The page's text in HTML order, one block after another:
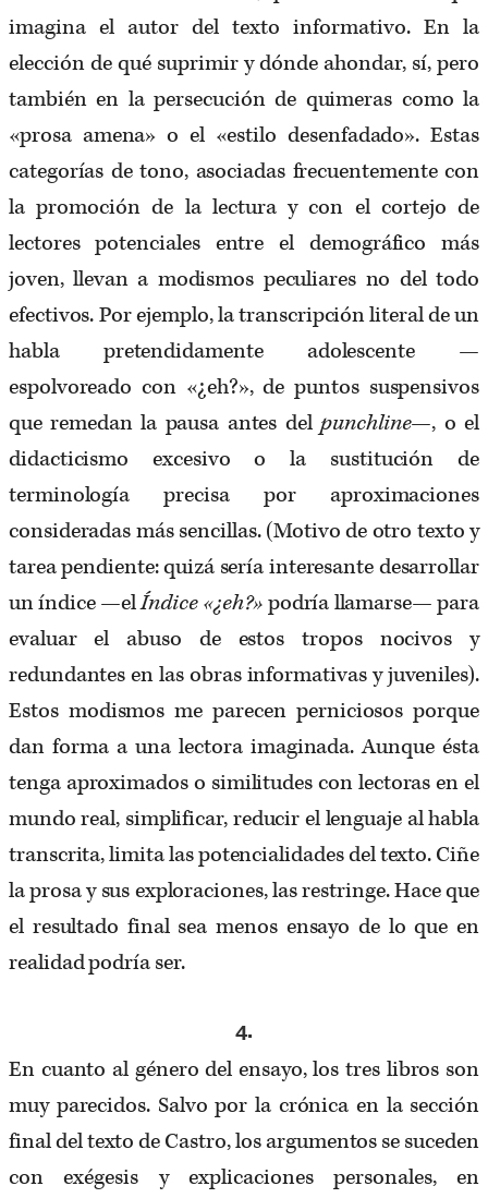
imagina el autor del texto informativo. En la
elección de qué suprimir y dónde ahondar, sí, pero
también en la persecución de quimeras como la
«prosa amena» o el «estilo desenfadado». Estas
categorías de tono, asociadas frecuentemente con
la promoción de la lectura y con el cortejo de
lectores potenciales entre el demográfico más
joven, llevan a modismos peculiares no del todo
efectivos. Por ejemplo, la transcripción literal de un
habla pretendidamente adolescente —
espolvoreado con «¿eh?», de puntos suspensivos
que remedan la pausa antes delpunchline—, o el
didacticismo excesivo o la sustitución de
terminología precisa por aproximaciones
consideradas más sencillas. (Motivo de otro texto y
tarea pendiente: quizá sería interesante desarrollar
un índice —elÍndice «¿eh?»podría llamarse— para
evaluar el abuso de estos tropos nocivos y
redundantes en las obras informativas y juveniles).
Estos modismos me parecen perniciosos porque
dan forma a una lectora imaginada. Aunque ésta
tenga aproximados o similitudes con lectoras en el
mundo real, simplificar, reducir el lenguaje al habla
transcrita, limita las potencialidades del texto. Ciñe
la prosa y sus exploraciones, las restringe. Hace que
el resultado final sea menos ensayo de lo que en
realidad podría ser.
4.
En cuanto al género del ensayo, los tres libros son
muy parecidos. Salvo por la crónica en la sección
final del texto de Castro, los argumentos se suceden
con exégesis y explicaciones personales, en